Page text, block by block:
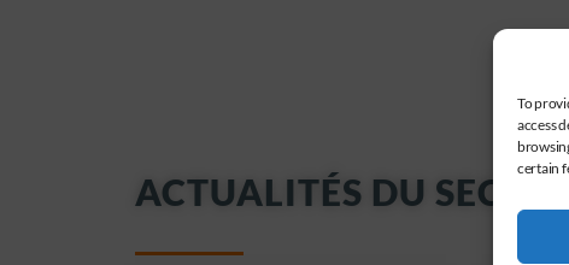
To
access
certain
ACTUALITÉS DU